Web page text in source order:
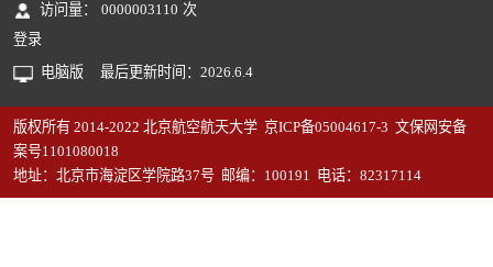
访问量： 0000003110 次
登录
电脑版
最后更新时间： 2026.6.4
版权所有 2014-2022 北京航空航天大学 京ICP备05004617-3 文保网安备
案号1101080018
地址：北京市海淀区学院路37号 邮编：100191 电话：82317114